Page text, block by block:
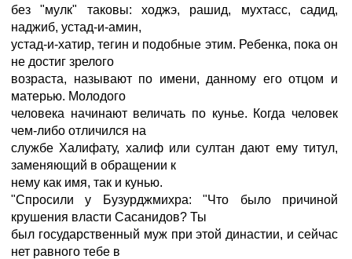
без "мулк" таковы: ходжэ, рашид, мухтасс, садид,
наджиб, устад-и-амин,
устад-и-хатир, тегин и подобные этим. Ребенка, пока он
не достиг зрелого
возраста, называют по имени, данному его отцом и
матерью. Молодого
человека начинают величать по кунье. Когда человек
чем-либо отличился на
службе Халифату, халиф или султан дают ему титул,
заменяющий в обращении к
нему как имя, так и кунью.
"Спросили у Бузурджмихра: "Что было причиной
крушения власти Сасанидов? Ты
был государственный муж при этой династии, и сейчас
нет равного тебе в